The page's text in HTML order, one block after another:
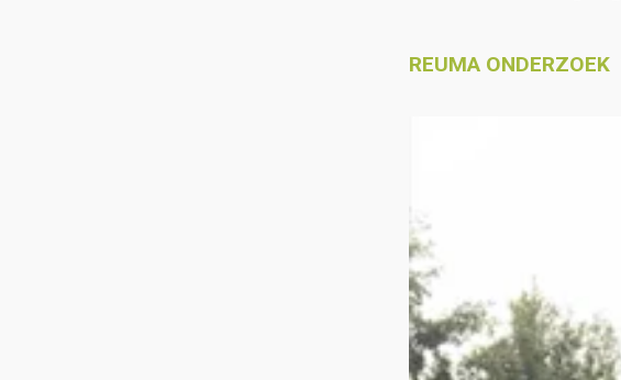
REUMA ONDERZOEK